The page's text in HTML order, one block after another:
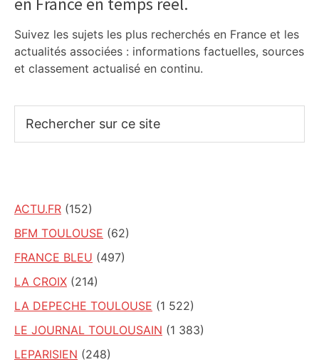
Sidebar
Suivez les sujets les plus recherchés en France et les
actualités associées : informations factuelles, sources
et classement actualisé en continu.
sur
ACTU.FR (152)
BFM TOULOUSE (62)
FRANCE BLEU (497)
LA CROIX (214)
LA DEPECHE TOULOUSE (1 522)
LE JOURNAL TOULOUSAIN (1 383)
LEPARISIEN (248)